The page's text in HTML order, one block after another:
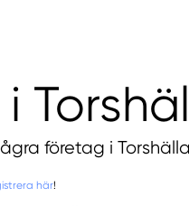
företag i
här!